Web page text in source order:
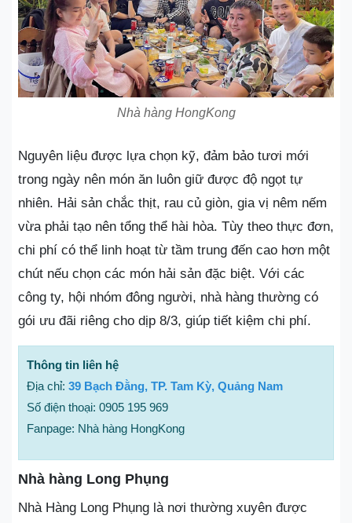
Nhà hàng HongKong
Nguyên liệu được lựa chọn kỹ, đảm bảo tươi mới
trong ngày nên món ăn luôn giữ được độ ngọt tự
nhiên. Hải sản chắc thịt, rau củ giòn, gia vị nêm nếm
vừa phải tạo nên tổng thể hài hòa. Tùy theo thực đơn,
chi phí có thể linh hoạt từ tầm trung đến cao hơn một
chút nếu chọn các món hải sản đặc biệt. Với các
công ty, hội nhóm đông người, nhà hàng thường có
gói ưu đãi riêng cho dịp 8/3, giúp tiết kiệm chi phí.
Thông tin liên hệ
Địa chỉ: 39 Bạch Đằng, TP. Tam Kỳ, Quảng Nam
Số điện thoại: 0905 195 969
Fanpage: Nhà hàng HongKong
Nhà hàng Long Phụng
Nhà Hàng Long Phụng là nơi thường xuyên được